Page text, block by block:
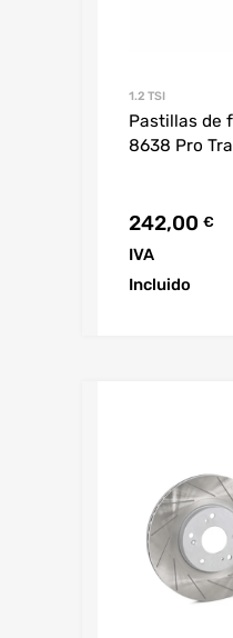
1.2 TSI
Pastillas de
8638 Pro
242,00 €
IVA
Incluido